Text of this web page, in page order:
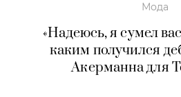
Мода
«Надеюсь, я сумел
каким получился
Акерманна для